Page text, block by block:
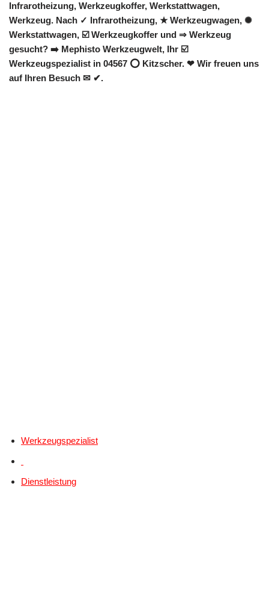
Infrarotheizung, Werkzeugkoffer, Werkstattwagen,
Werkzeug. Nach ✓ Infrarotheizung, ★ Werkzeugwagen, ✺
Werkstattwagen, ☑️ Werkzeugkoffer und ⇒ Werkzeug
gesucht? ➡️ Mephisto Werkzeugwelt, Ihr ☑️
Werkzeugspezialist in 04567 ⭕ Kitzscher. ❤ Wir freuen uns
auf Ihren Besuch ✉ ✔.
Werkzeugspezialist
Dienstleistung